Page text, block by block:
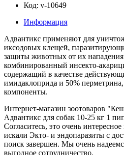
Код: v-10649
Информация
Адвантикс применяют для
иксодовых клещей,
защиты животных от их
комбинированный инсекто-
содержащий в качестве
имидаклоприда и 50%
компоненты.
Интернет-магазин зоотоваров
Адвантикс для собак 10-25 кг 1
Согласитесь, это очень
искали Экто- и эндопаразиты с
поиск завершен. Мы очень
выгодное сотрудничество.